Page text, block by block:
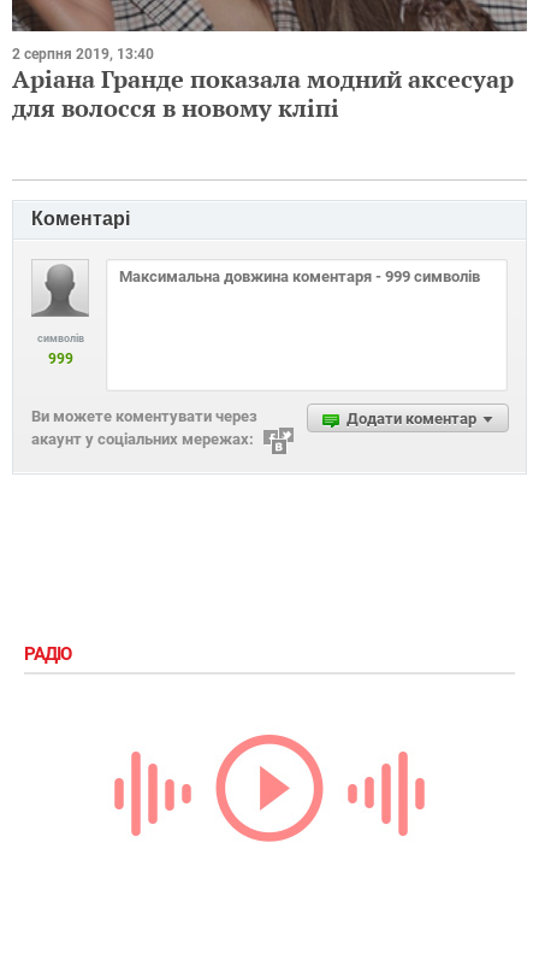
2 серпня 2019, 13:40
Аріана Гранде показала модний аксесуар
для волосся в новому кліпі
Коментарі
символів
999
Додати коментар
Ви можете коментувати через
акаунт у соціальних мережах:
РАДІО